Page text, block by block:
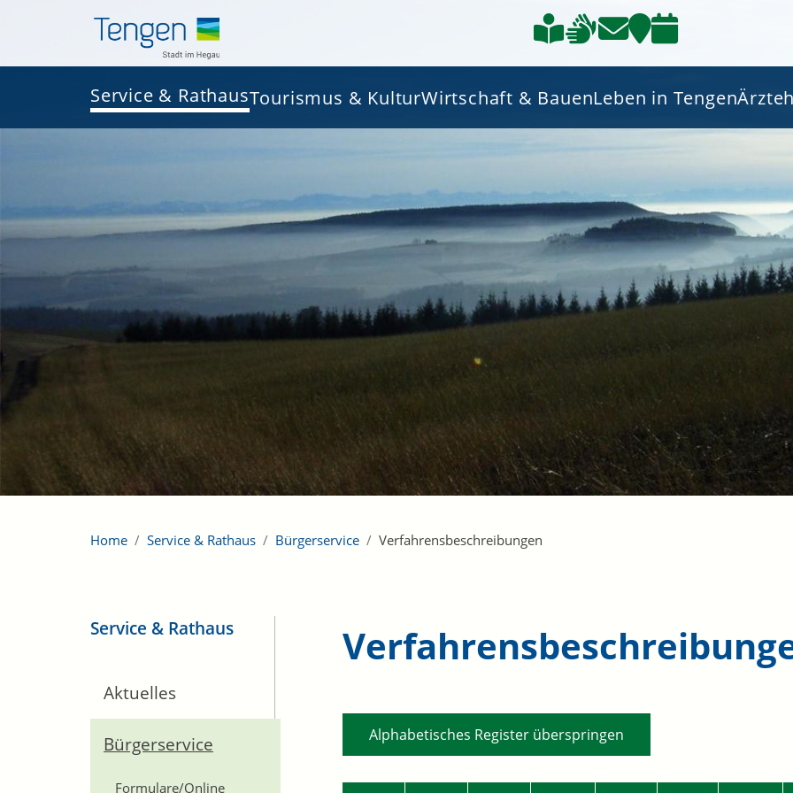
Service & RathausTourismus & KulturWirtschaft & BauenLeben in Tengen
Home Service & Rathaus Bürgerservice Verfahrensbeschreibungen
Service & Rathaus
Aktuelles
Bürgerservice
Formulare/Online
Alphabetisches Register überspringen